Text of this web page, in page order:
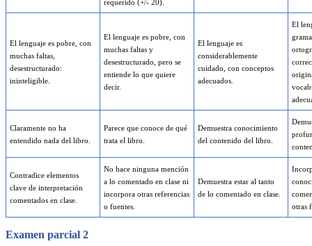
requerido (+/- 20).
El lenguaje es pobre, con
muchas faltas,
desestructurado:
ininteligible.
El lenguaje es pobre, con
muchas faltas y
desestructurado, pero se
entiende lo que quiere
decir.
El lenguaje es
considerablemente
cuidado, con conceptos
adecuados.
El
Claramente no ha
entendido nada del libro.
Parece que conoce de qué
trata el libro.
Demuestra conocimiento
del contenido del libro.
Contradice elementos
clave de interpretación
comentados en clase.
No hace ninguna mención
a lo comentado en clase ni
incorpora otras referencias
o fuentes.
Demuestra estar al tanto
de lo comentado en clase.
otras
Examen parcial 2